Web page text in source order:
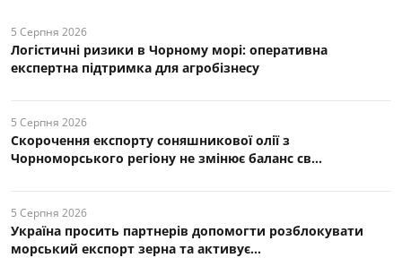
5 Серпня 2026
Логістичні ризики в Чорному морі: оперативна
експертна підтримка для агробізнесу
5 Серпня 2026
Скорочення експорту соняшникової олії з
Чорноморського регіону не змінює баланс св...
5 Серпня 2026
Україна просить партнерів допомогти розблокувати
морський експорт зерна та активує...